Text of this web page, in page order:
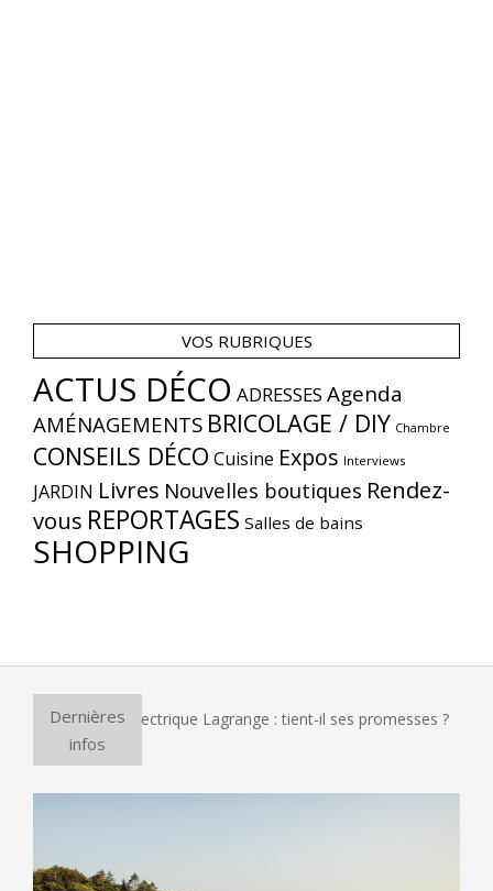
VOS RUBRIQUES
ACTUS DÉCO ADRESSES Agenda
AMÉNAGEMENTS BRICOLAGE / DIY Chambre
CONSEILS DÉCO Cuisine Expos Interviews
JARDIN Livres Nouvelles boutiques Rendez-
vous REPORTAGES Salles de bains
SHOPPING
Dernières
infos
à pizza électrique Lagrange : tient-il ses promesses ?